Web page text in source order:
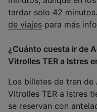
tardar solo 42
de viajes para más
¿Cuánto cuesta ir de
Vitrolles TER a Istres
Los billetes de tren de
Vitrolles TER a Istres
se reservan con